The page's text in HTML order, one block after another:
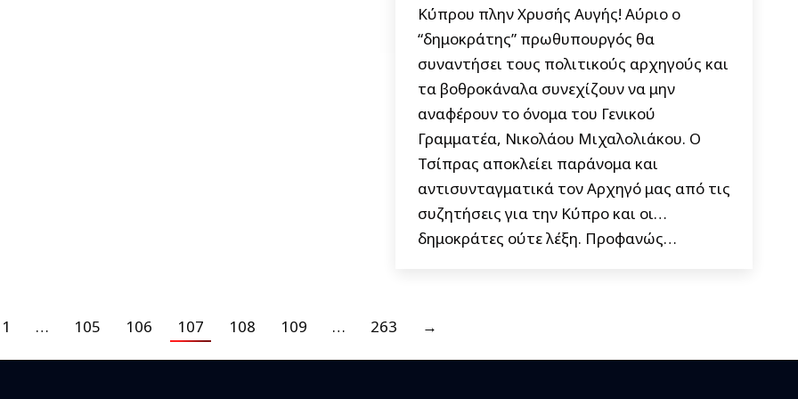
Κύπρου πλην Χρυσής Αυγής! Αύριο ο
“δημοκράτης” πρωθυπουργός θα
συναντήσει τους πολιτικούς αρχηγούς και
τα βοθροκάναλα συνεχίζουν να μην
αναφέρουν το όνομα του Γενικού
Γραμματέα, Νικολάου Μιχαλολιάκου. Ο
Τσίπρας αποκλείει παράνομα και
αντισυνταγματικά τον Αρχηγό μας από τις
συζητήσεις για την Κύπρο και οι…
δημοκράτες ούτε λέξη. Προφανώς…
1 … 105 106 107 108 109 … 263 →